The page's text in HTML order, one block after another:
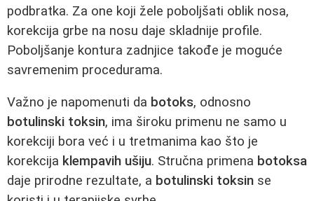
podbratka. Za one koji žele poboljšati oblik nosa,
korekcija grbe na nosu daje skladnije profile.
Poboljšanje kontura zadnjice takođe je moguće
savremenim procedurama.
Važno je napomenuti da botoks, odnosno
botulinski toksin, ima široku primenu ne samo u
korekciji bora već i u tretmanima kao što je
korekcija klempavih ušiju. Stručna primena botoksa
daje prirodne rezultate, a botulinski toksin se